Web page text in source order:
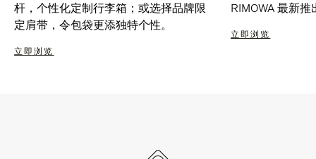
杆，个性化定制行李箱；或选择品牌限
定肩带，令包袋更添独特个性。
立即浏览
RIMOWA 最新
立即浏览